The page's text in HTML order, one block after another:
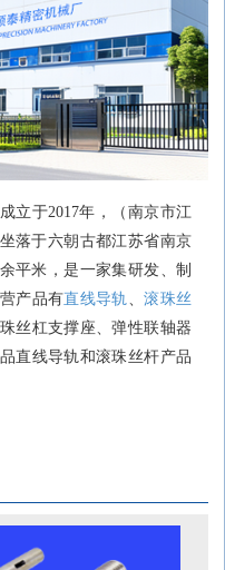
成立于2017年 ， （ 南京市江
坐落于六朝古都江苏省南京
平米，是一家集研发、制
产品有直线导轨 、滚珠丝
丝杠支撑座、弹性联轴器
直线导轨和滚珠丝杆产品
标准，公司生产工艺注重
实可靠的保障，以品质铸
发扬工匠精神、精益求精
发展新篇章。我们期待在